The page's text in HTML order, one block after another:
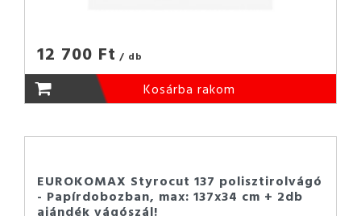
12 700 Ft / db
Kosárba rakom
EUROKOMAX Styrocut 137 polisztirolvágó
- Papírdobozban, max: 137x34 cm + 2db
ajándék vágószál!